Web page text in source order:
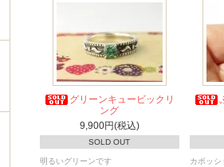
グリーンキュービックリ
ング
9,900円(税込)
SOLD OUT
明るいグリーンです カボッシ